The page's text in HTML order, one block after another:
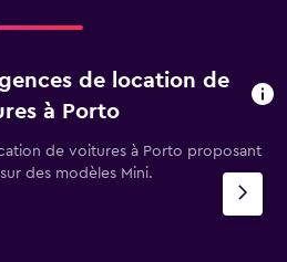
de location de
à Porto
de voitures à Porto proposant
des modèles Mini.